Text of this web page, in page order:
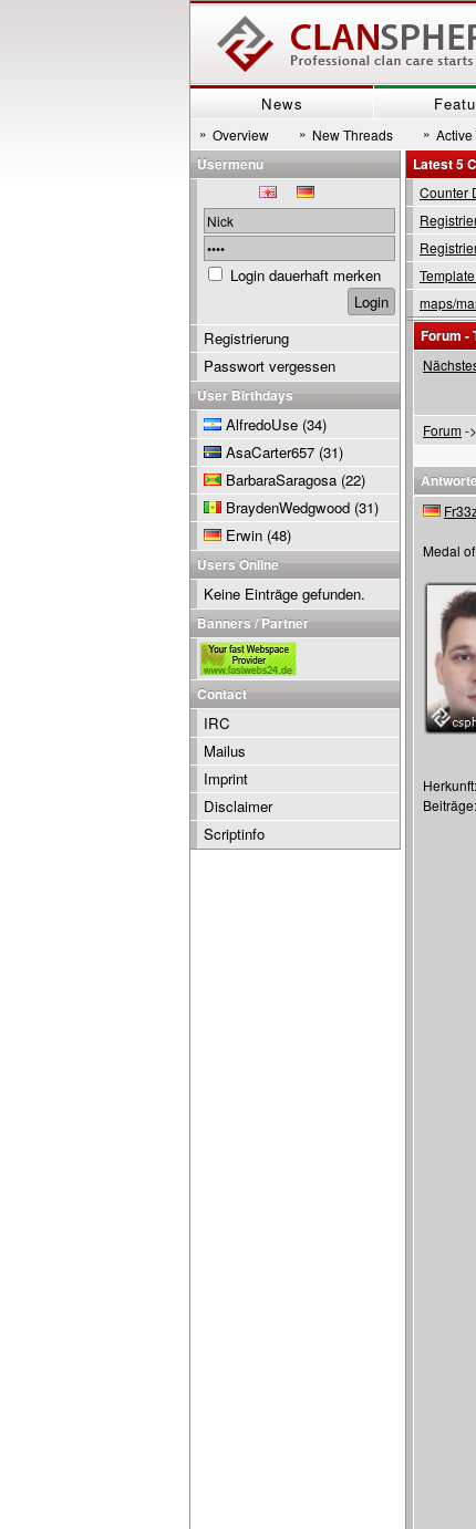
News
» Overview » New Threads »
Latest 5
Counter
maps/
Forum -
Forum->
Medal
Usermenu
Login dauerhaft merken
Registrierung
Passwort vergessen
User Birthdays
AlfredoUse (34)
AsaCarter657 (31)
BarbaraSaragosa (22)
BraydenWedgwood (31)
Erwin (48)
Users Online
Keine Einträge gefunden.
Banners / Partner
Contact
IRC
Mailus
Imprint
Disclaimer
Scriptinfo